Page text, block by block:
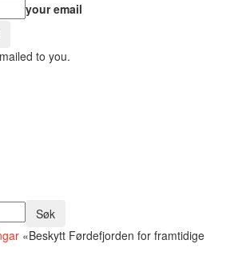
your email
to you.
«Beskytt Førdefjorden for framtidige